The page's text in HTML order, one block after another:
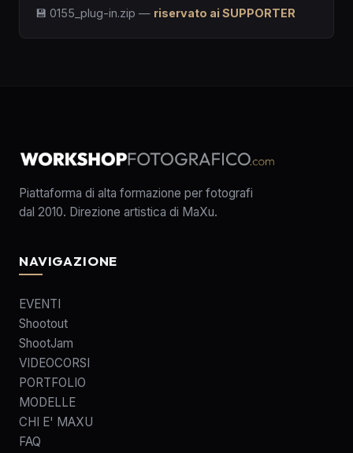
💾 0155_plug-in.zip — riservato ai SUPPORTER
Piattaforma di alta formazione per fotografi
dal 2010. Direzione artistica di MaXu.
NAVIGAZIONE
EVENTI
Shootout
ShootJam
VIDEOCORSI
PORTFOLIO
MODELLE
CHI E' MAXU
FAQ